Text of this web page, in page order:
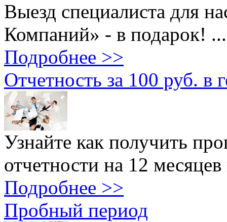
Выезд специалиста для
Компаний» - в подарок! ...
Подробнее >>
Отчетность за 100 руб. в
Узнайте как получить
отчетности на 12
Подробнее >>
Пробный период